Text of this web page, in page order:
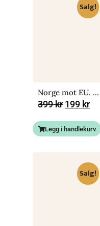
Salg!
Norge mot EU. Denne gangen blir det personlig
399kr 199 kr
Legg i handlekurv
Salg!